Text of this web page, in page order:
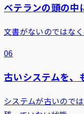
ベテランの頭の中
文書がないのではな
06
古いシステムを、
システムが古いので